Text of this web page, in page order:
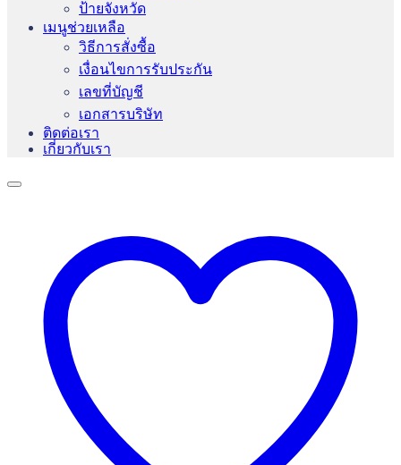
ป้ายจังหวัด
เมนูช่วยเหลือ
วิธีการสั่งซื้อ
เงื่อนไขการรับประกัน
เลขที่บัญชี
เอกสารบริษัท
ติดต่อเรา
เกี่ยวกับเรา